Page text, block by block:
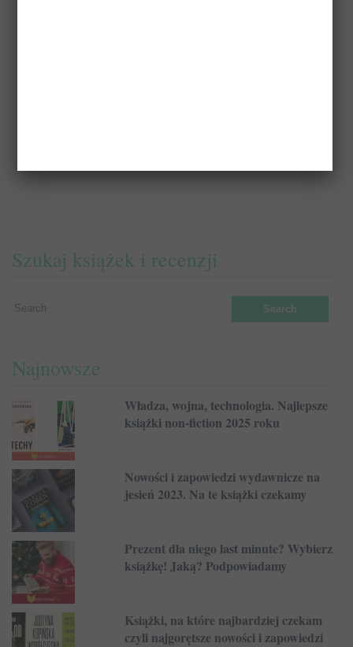
Szukaj książek i recenzji
Najnowsze
Władza, wojna, technologia. Najlepsze
książki non-fiction 2025 roku
Nowości i zapowiedzi wydawnicze na
jesień 2023. Na te książki czekamy
Prezent dla niego last minute? Wybierz
książkę! Jaką? Podpowiadamy
Książki, na które najbardziej czekam
czyli najgorętsze nowości i zapowiedzi